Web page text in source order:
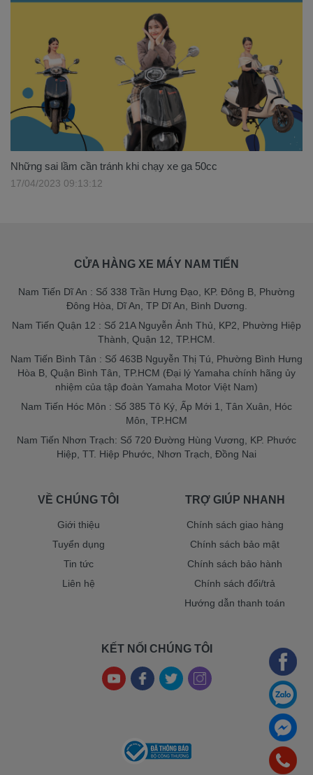
Những sai lầm cần tránh khi chạy xe ga 50cc
17/04/2023 09:13:12
CỬA HÀNG XE MÁY NAM TIẾN
Nam Tiến Dĩ An : Số 338 Trần Hưng Đạo, KP. Đông B, Phường
Đông Hòa, Dĩ An, TP Dĩ An, Bình Dương.
Nam Tiến Quận 12 : Số 21A Nguyễn Ảnh Thủ, KP2, Phường Hiệp
Thành, Quận 12, TP.HCM.
Nam Tiến Bình Tân : Số 463B Nguyễn Thị Tú, Phường Bình Hưng
Hòa B, Quận Bình Tân, TP.HCM (Đại lý Yamaha chính hãng ủy
nhiệm của tập đoàn Yamaha Motor Việt Nam)
Nam Tiến Hóc Môn : Số 385 Tô Ký, Ấp Mới 1, Tân Xuân, Hóc
Môn, TP.HCM
Nam Tiến Nhơn Trạch: Số 720 Đường Hùng Vương, KP. Phước
Hiệp, TT. Hiệp Phước, Nhơn Trạch, Đồng Nai
VỀ CHÚNG TÔI
Giới thiệu
Tuyển dụng
Tin tức
Liên hệ
TRỢ GIÚP NHANH
Chính sách giao hàng
Chính sách bảo mật
Chính sách bảo hành
Chính sách đổi/trả
Hướng dẫn thanh toán
KẾT NỐI CHÚNG TÔI